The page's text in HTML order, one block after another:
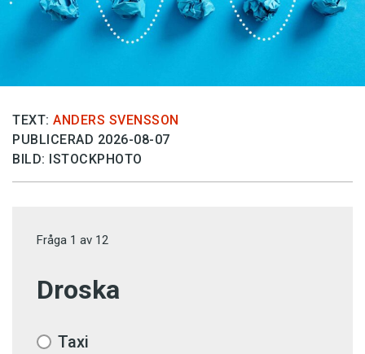
TEXT: ANDERS SVENSSON
PUBLICERAD 2026-08-07
BILD: ISTOCKPHOTO
Fråga 1 av 12
Droska
Taxi